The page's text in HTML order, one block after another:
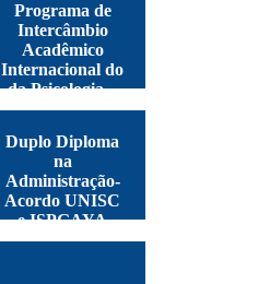
Programa de
Intercâmbio
Acadêmico
Internacional do
da Psicologia –
Argentina, 2025
Duplo Diploma
na
Administração-
Acordo UNISC
e ISPGAYA